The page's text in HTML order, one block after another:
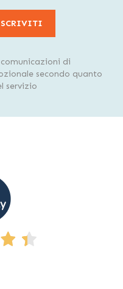
di
secondo quanto
servizio